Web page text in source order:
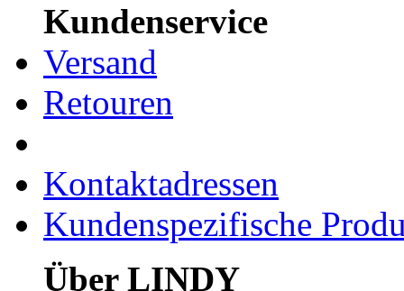
Kundenservice
Versand
Retouren
Kontaktadressen
Kundenspezifische
Über LINDY